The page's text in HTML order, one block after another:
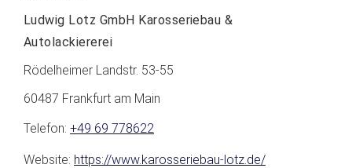
Ludwig Lotz GmbH Karosseriebau &
Autolackiererei
Rödelheimer Landstr. 53-55
60487 Frankfurt am Main
Telefon: +49 69 778622
Website: https://www.karosseriebau-lotz.de/